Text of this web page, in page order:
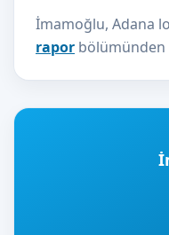
İmamoğlu, Adana
rapor bölümünden